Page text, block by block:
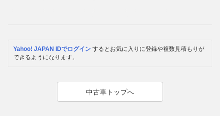
Yahoo! JAPAN IDでログイン するとお気に入りに登録や複数見積もりが
できるようになります。
中古車トップへ